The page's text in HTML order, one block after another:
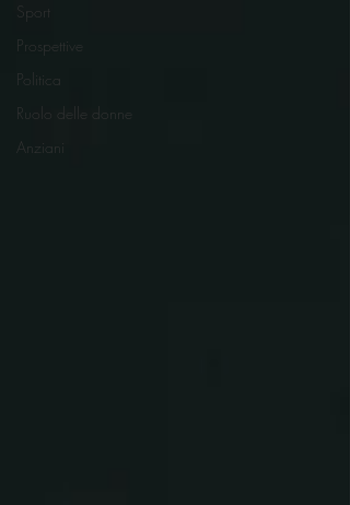
Sport
Prospettive
Politica
Ruolo delle donne
Anziani